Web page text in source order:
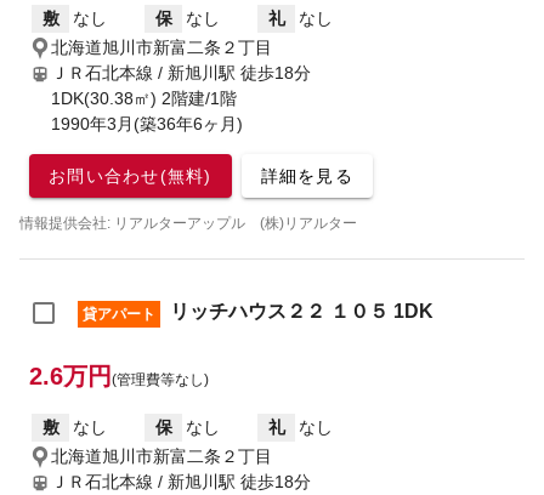
敷 なし 保 なし 礼
なし
北海道旭川市新富二条２丁目
ＪＲ石北本線 / 新旭川駅 徒歩18分
1DK(30.38㎡) 2階建/1階
1990年3月(築36年6ヶ月)
お問い合わせ(無料) 詳細を見る
情報提供会社: リアルターアップル (株)リアルター
貸アパート リッチハウス２２ １０５ 1DK
2.6万円 (管理費等なし)
敷 なし 保 なし 礼
なし
北海道旭川市新富二条２丁目
ＪＲ石北本線 / 新旭川駅 徒歩18分